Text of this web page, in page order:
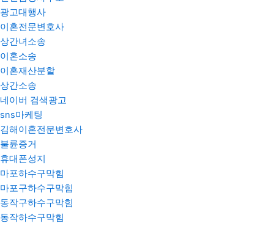
광고대행사
이혼전문변호사
상간녀소송
이혼소송
이혼재산분할
상간소송
네이버 검색광고
sns마케팅
김해이혼전문변호사
불륜증거
휴대폰성지
마포하수구막힘
마포구하수구막힘
동작구하수구막힘
동작하수구막힘